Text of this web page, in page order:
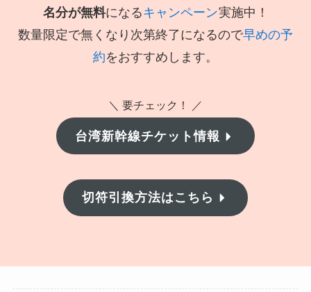
名分が無料になるキャンペーン実施中！
数量限定で無くなり次第終了になるので早めの予
約をおすすめします。
＼ 要チェック！ ／
台湾新幹線チケット情報
切符引換方法はこちら